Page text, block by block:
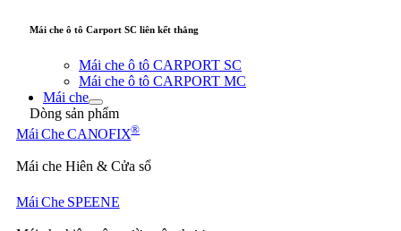
Mái che ô tô Carport SC liên kết thẳng
Mái che ô tô CARPORT SC
Mái che ô tô CARPORT MC
Mái che
Dòng sản phẩm
Mái Che CANOFIX®
Mái che Hiên & Cửa sổ
Mái Che SPEENE